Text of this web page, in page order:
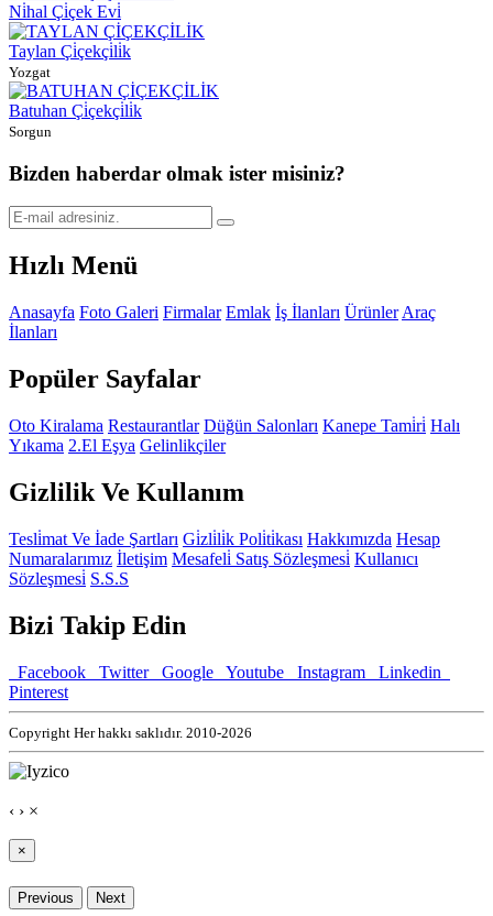
Ni̇hal Çi̇çek Evi̇
Taylan Çi̇çekçi̇li̇k
Yozgat
Batuhan Çi̇çekçi̇li̇k
Sorgun
Bizden haberdar olmak ister misiniz?
Hızlı Menü
Anasayfa Foto Galeri Firmalar Emlak İş İlanları Ürünler Araç
İlanları
Popüler Sayfalar
Oto Kiralama Restaurantlar Düğün Salonları Kanepe Tami̇ri̇ Halı
Yıkama 2.El Eşya Gelinlikçiler
Gizlilik Ve Kullanım
Tesli̇mat Ve İade Şartları Gi̇zli̇li̇k Poli̇ti̇kası Hakkımızda Hesap
Numaralarımız İletişim Mesafeli̇ Satış Sözleşmesi̇ Kullanıcı
Sözleşmesi̇ S.S.S
Bizi Takip Edin
Facebook Twitter Google Youtube Instagram
Linkedin
Pinterest
Copyright Her hakkı saklıdır. 2010-2026
‹ › ×
×
Previous Next